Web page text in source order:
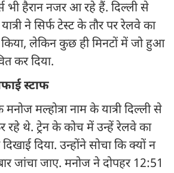
भी हैरान नजर आ रहे हैं. दिल्ली से
ने सिर्फ टेस्ट के तौर पर रेलवे का
लेकिन कुछ ही मिनटों में जो हुआ
कर दिया.
स्टाफ
मल्होत्रा नाम के यात्री दिल्ली से
रहे थे. ट्रेन के कोच में उन्हें रेलवे का
दिया. उन्होंने सोचा कि क्यों न
जांचा जाए. मनोज ने दोपहर 12:51